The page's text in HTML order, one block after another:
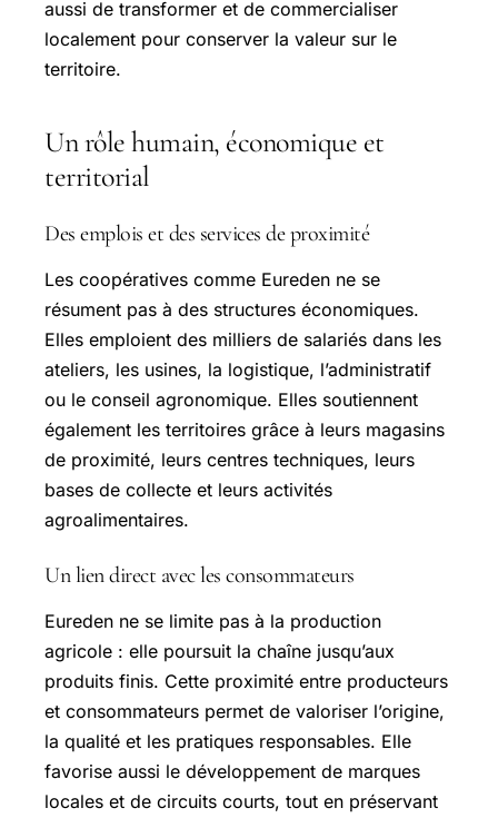
aussi de transformer et de commercialiser
localement pour conserver la valeur sur le
territoire.
Un rôle humain, économique et
territorial
Des emplois et des services de proximité
Les coopératives comme Eureden ne se
résument pas à des structures économiques.
Elles emploient des milliers de salariés dans les
ateliers, les usines, la logistique, l’administratif
ou le conseil agronomique. Elles soutiennent
également les territoires grâce à leurs magasins
de proximité, leurs centres techniques, leurs
bases de collecte et leurs activités
agroalimentaires.
Un lien direct avec les consommateurs
Eureden ne se limite pas à la production
agricole : elle poursuit la chaîne jusqu’aux
produits finis. Cette proximité entre producteurs
et consommateurs permet de valoriser l’origine,
la qualité et les pratiques responsables. Elle
favorise aussi le développement de marques
locales et de circuits courts, tout en préservant